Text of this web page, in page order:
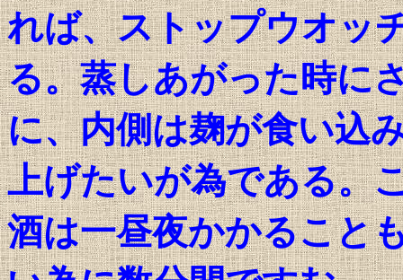
れば、ストップウオッ
る。蒸しあがった時に
に、内側は麹が食い込
上げたいが為である。
酒は一昼夜かかること